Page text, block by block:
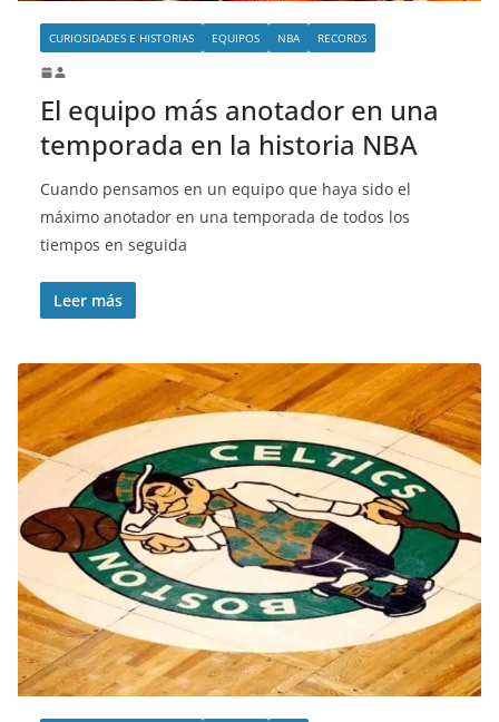
CURIOSIDADES E HISTORIAS EQUIPOS NBA RECORDS
El equipo más anotador en una
temporada en la historia NBA
Cuando pensamos en un equipo que haya sido el
máximo anotador en una temporada de todos los
tiempos en seguida
Leer más